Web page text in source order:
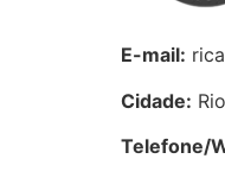
E-mail:
Cidade:
Telefone/